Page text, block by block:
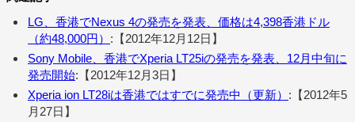
LG、香港でNexus 4の発売を発表、価格は4,398香港ドル
（約48,000円） :【2012年12月12日】
Sony Mobile、香港でXperia LT25iの発売を発表、12月中旬に
発売開始:【2012年12月3日】
Xperia ion LT28iは香港ではすでに発売中（更新） :【2012年5
月27日】